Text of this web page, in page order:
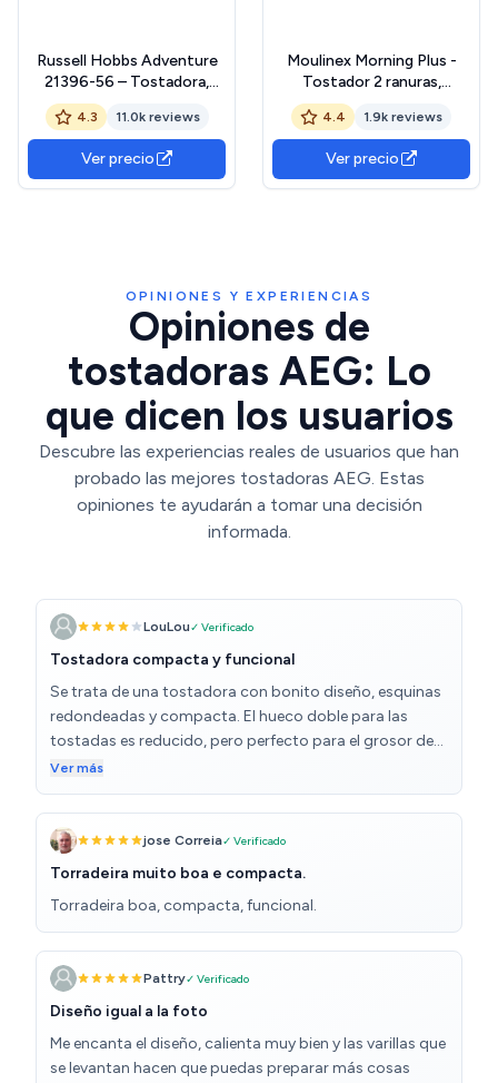
Russell Hobbs Adventure
21396-56 – Tostadora,
Ranura Larga y Ancha, para
2 Rebanadas, Acero
Inoxidable
4.3 11.0k reviews
Ver precio
Moulinex Morning Plus -
Tostador 2 ranuras,
calentador para pan y
croissants, 7 niveles de
tostado, gran capacidad
elevación, bandeja
recogemigas extraíble,
4.4 1.9k reviews
Ver precio
OPINIONES Y EXPERIENCIAS
Opiniones de
tostadoras AEG: Lo
que dicen los usuarios
Descubre las experiencias reales de usuarios que han
probado las mejores tostadoras AEG. Estas
opiniones te ayudarán a tomar una decisión
informada.
LouLou✓ Verificado
Tostadora compacta y funcional
Se trata de una tostadora con bonito diseño, esquinas
redondeadas y compacta. El hueco doble para las
tostadas es reducido, pero perfecto para el grosor de
una tostada de pan de molde. La pega que tiene es que
si quieres meter rebanada de pan alargado tienes que
cortarlo por la mitad ya que de lo contrario no te cabe.
El tostado es bueno y uniforme. Tiene tapa y buen
aislante, por lo que si tocas el plástico exterior, aunque
se acabe de utilizar, no te quemas. Yo estoy satisfecha
con la compra.
Ver más
jose Correia✓ Verificado
Torradeira muito boa e compacta.
Torradeira boa, compacta, funcional.
Pattry✓ Verificado
Diseño igual a la foto
Me encanta el diseño, calienta muy bien y las varillas que
se levantan hacen que puedas preparar más cosas